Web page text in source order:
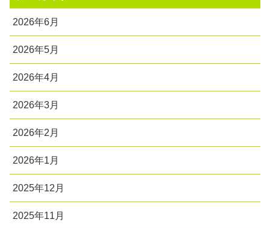
2026年6月
2026年5月
2026年4月
2026年3月
2026年2月
2026年1月
2025年12月
2025年11月